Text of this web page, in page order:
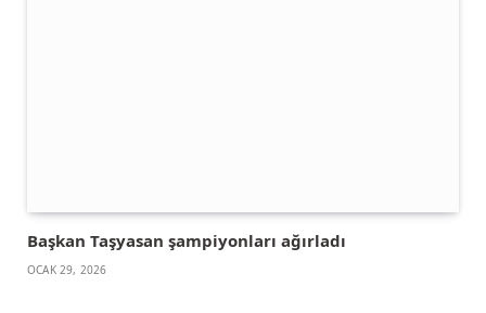
Başkan Taşyasan şampiyonları ağırladı
OCAK 29, 2026